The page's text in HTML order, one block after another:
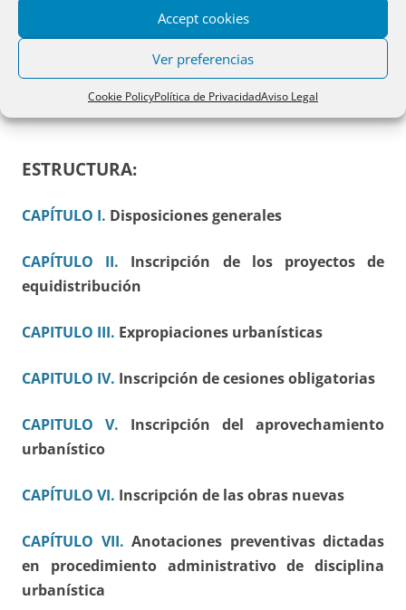
Accept cookies
Ver preferencias
Cookie PolicyPolítica de PrivacidadAviso Legal
91 Adquisición por la Administración
Exposición de Motivos.
ESTRUCTURA:
CAPÍTULO I. Disposiciones generales
CAPÍTULO II.
Inscripción de los proyectos de
equidistribución
CAPITULO III. Expropiaciones urbanísticas
CAPITULO IV. Inscripción de cesiones obligatorias
CAPITULO V.
Inscripción del aprovechamiento
urbanístico
CAPÍTULO VI. Inscripción de las obras nuevas
CAPÍTULO VII. Anotaciones preventivas dictadas
en procedimiento administrativo de disciplina
urbanística